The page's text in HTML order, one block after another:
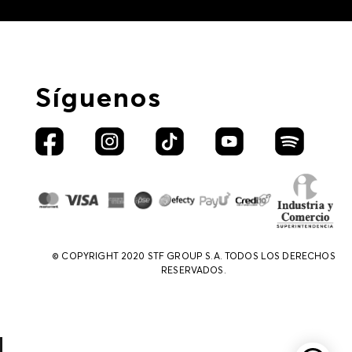
Síguenos
© COPYRIGHT 2020 STF GROUP S.A. TODOS LOS DERECHOS
RESERVADOS.